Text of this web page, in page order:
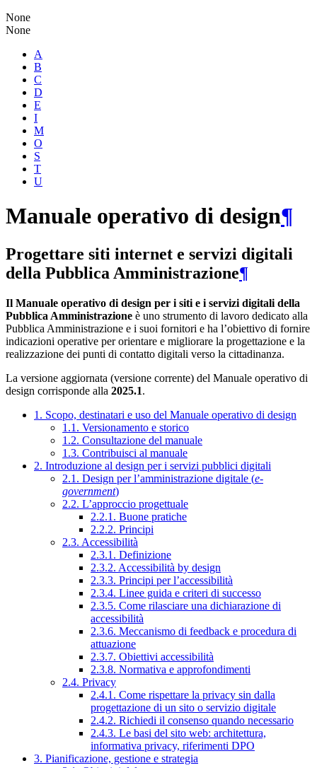
None
None
A
B
C
D
E
I
M
O
S
T
U
Manuale operativo di design¶
Progettare siti internet e servizi digitali
della Pubblica Amministrazione¶
Il Manuale operativo di design per i siti e i servizi digitali della
Pubblica Amministrazione è uno strumento di lavoro dedicato alla
Pubblica Amministrazione e i suoi fornitori e ha l’obiettivo di fornire
indicazioni operative per orientare e migliorare la progettazione e la
realizzazione dei punti di contatto digitali verso la cittadinanza.
La versione aggiornata (versione corrente) del Manuale operativo di
design corrisponde alla 2025.1.
1. Scopo, destinatari e uso del Manuale operativo di design
1.1. Versionamento e storico
1.2. Consultazione del manuale
1.3. Contribuisci al manuale
2. Introduzione al design per i servizi pubblici digitali
2.1. Design per l’amministrazione digitale (e-
government)
2.2. L’approccio progettuale
2.2.1. Buone pratiche
2.2.2. Principi
2.3. Accessibilità
2.3.1. Definizione
2.3.2. Accessibilità by design
2.3.3. Principi per l’accessibilità
2.3.4. Linee guida e criteri di successo
2.3.5. Come rilasciare una dichiarazione di
accessibilità
2.3.6. Meccanismo di feedback e procedura di
attuazione
2.3.7. Obiettivi accessibilità
2.3.8. Normativa e approfondimenti
2.4. Privacy
2.4.1. Come rispettare la privacy sin dalla
progettazione di un sito o servizio digitale
2.4.2. Richiedi il consenso quando necessario
2.4.3. Le basi del sito web: architettura,
informativa privacy, riferimenti DPO
3. Pianificazione, gestione e strategia